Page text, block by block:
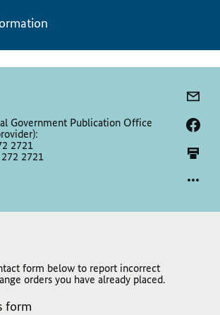
Government Publication Office
2721
2721
form below to report incorrect
orders you have already placed.
form